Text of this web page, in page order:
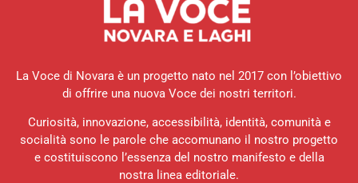
La Voce di Novara è un progetto nato nel 2017 con l’obiettivo
di offrire una nuova Voce dei nostri territori.
Curiosità, innovazione, accessibilità, identità, comunità e
socialità sono le parole che accomunano il nostro progetto
e costituiscono l’essenza del nostro manifesto e della
nostra linea editoriale.